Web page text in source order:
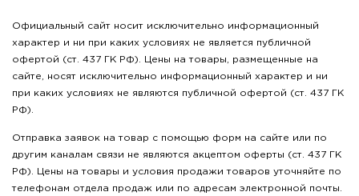
Официальный сайт носит исключительно информационный
характер и ни при каких условиях не является публичной
офертой (ст. 437 ГК РФ). Цены на товары, размещенные на
сайте, носят исключительно информационный характер и ни
при каких условиях не являются публичной офертой (ст. 437 ГК
РФ).
Отправка заявок на товар с помощью форм на сайте или по
другим каналам связи не являются акцептом оферты (ст. 437 ГК
РФ). Цены на товары и условия продажи товаров уточняйте по
телефонам отдела продаж или по адресам электронной почты.